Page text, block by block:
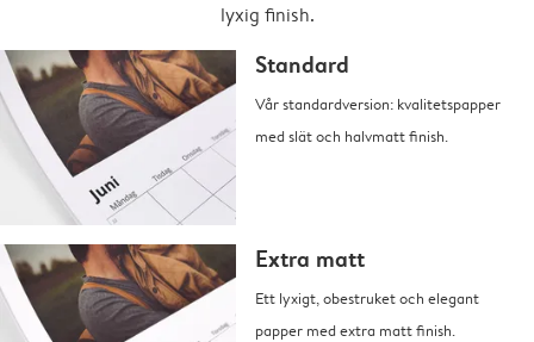
lyxig finish.
Standard
Vår standardversion: kvalitetspapper
med slät och halvmatt finish.
Extra matt
Ett lyxigt, obestruket och elegant
papper med extra matt finish.